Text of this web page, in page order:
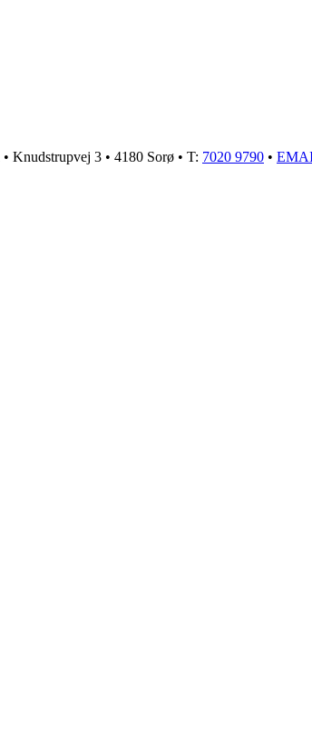
• Knudstrupvej 3 • 4180 Sorø • T: 7020 9790 •